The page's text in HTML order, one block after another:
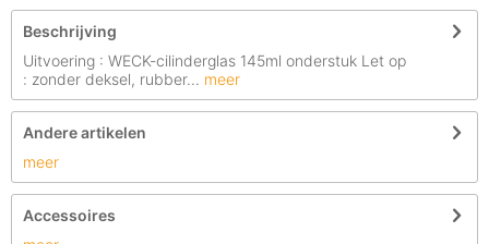
Beschrijving
Uitvoering : WECK-cilinderglas 145ml onderstuk Let op
: zonder deksel, rubber... meer
Andere artikelen
meer
Accessoires